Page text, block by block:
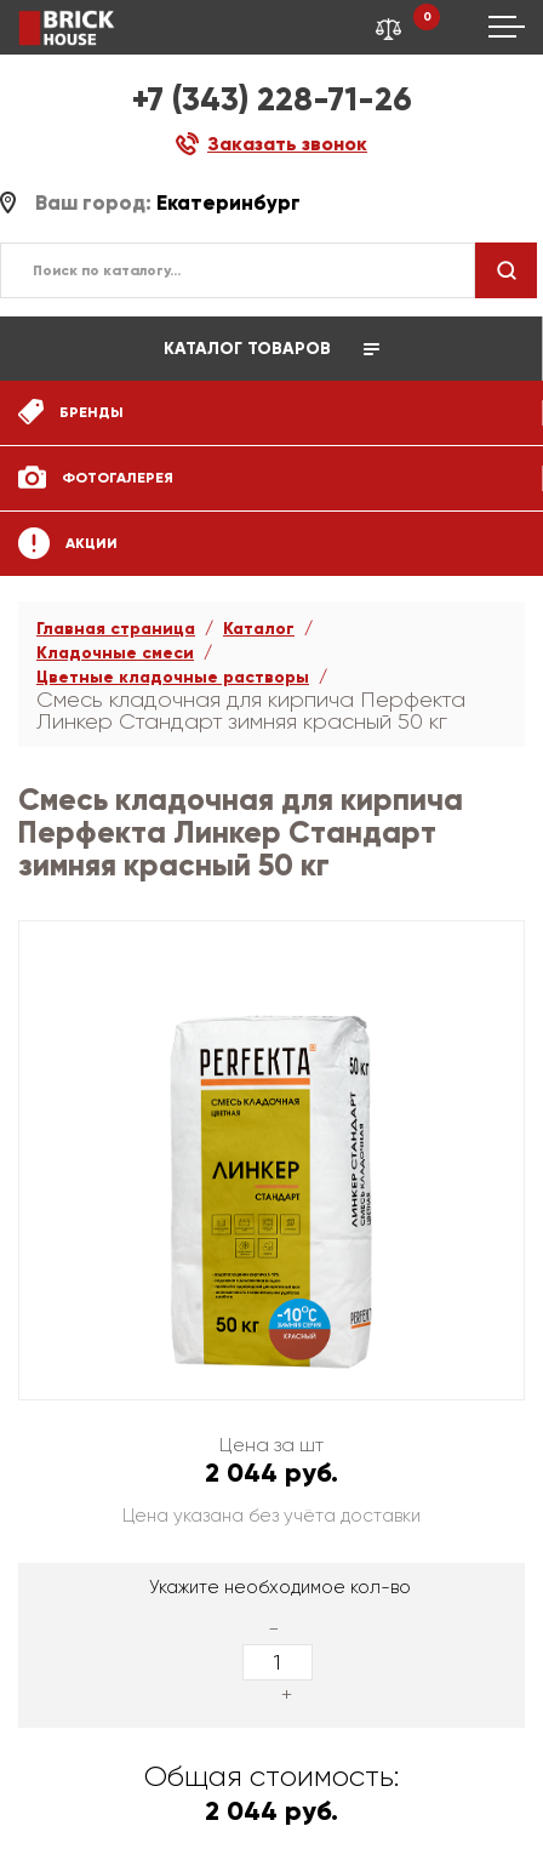
+7 (343) 228-71-26
Заказать звонок
0
Ваш город: Екатеринбург
КАТАЛОГ ТОВАРОВ
БРЕНДЫ
ФОТОГАЛЕРЕЯ
АКЦИИ
Главная страница
Каталог
Кладочные смеси
Цветные кладочные растворы
Смесь кладочная для кирпича Перфекта
Линкер Стандарт зимняя красный 50 кг
Смесь кладочная для кирпича
Перфекта Линкер Стандарт
зимняя красный 50 кг
Цена за шт
2 044 руб.
Цена указана без учёта доставки
Укажите необходимое кол-во
-
+
Общая стоимость:
2 044 руб.